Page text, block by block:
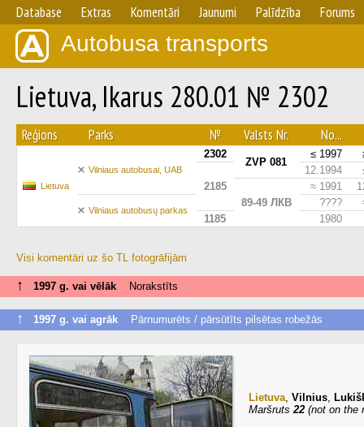
Database Extras Komentāri Jaunumi Palīdzība Forums
Autobusa transports
Lietuva, Ikarus 280.01 № 2302
Reģions Parks № Valsts Nr. No...
Lietuva
Vilniaus autobusai, UAB
2302
ZVP 081
≤ 1997
2185
12.1994
89-49 ЛКВ
≈ 1991
Vilniaus autobusų parkas
????
1185
1980
Visi komentāri uz šo TL fotogrāfijām
↑ 1997 g. vai vēlāk Norakstīts
↑ 1997 g. vai agrāk Pārnumurēts / pārsūtīts pilsētas robežās
Lietuva, Vilnius,
Maršruts22 (not on the